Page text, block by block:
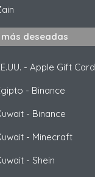
deseadas
- Apple Gift Card
- Binance
- Binance
- Minecraft
- Shein